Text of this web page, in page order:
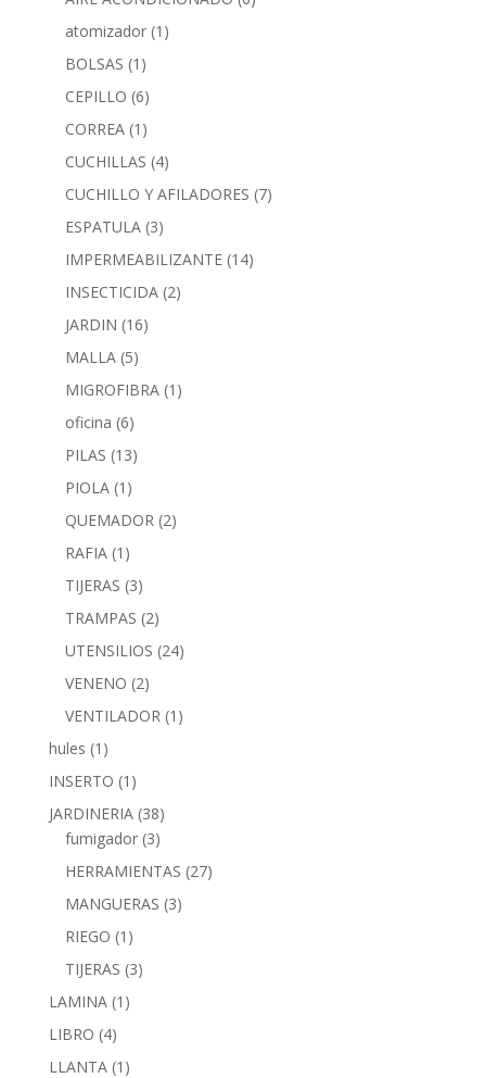
atomizador (1)
BOLSAS (1)
CEPILLO (6)
CORREA (1)
CUCHILLAS (4)
CUCHILLO Y AFILADORES (7)
ESPATULA (3)
IMPERMEABILIZANTE (14)
INSECTICIDA (2)
JARDIN (16)
MALLA (5)
MIGROFIBRA (1)
oficina (6)
PILAS (13)
PIOLA (1)
QUEMADOR (2)
RAFIA (1)
TIJERAS (3)
TRAMPAS (2)
UTENSILIOS (24)
VENENO (2)
VENTILADOR (1)
hules (1)
INSERTO (1)
JARDINERIA (38)
fumigador (3)
HERRAMIENTAS (27)
MANGUERAS (3)
RIEGO (1)
TIJERAS (3)
LAMINA (1)
LIBRO (4)
LLANTA (1)